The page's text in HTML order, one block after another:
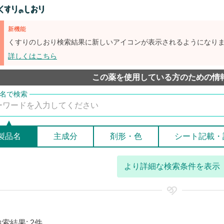
新機能
くすりのしおり検索結果に新しいアイコンが表示されるようになり
詳しくはこちら
この薬を使用している方のための情
品名 主成分 剤形・色 シート記載
より詳細な検索条件を表示